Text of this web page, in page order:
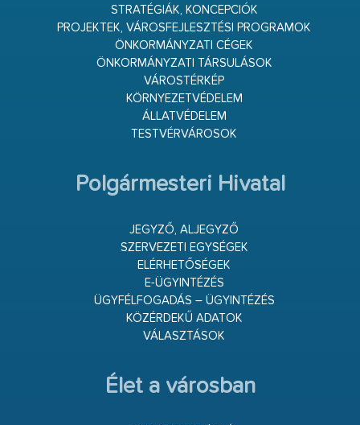
STRATÉGIÁK, KONCEPCIÓK
PROJEKTEK, VÁROSFEJLESZTÉSI PROGRAMOK
ÖNKORMÁNYZATI CÉGEK
ÖNKORMÁNYZATI TÁRSULÁSOK
VÁROSTÉRKÉP
KÖRNYEZETVÉDELEM
ÁLLATVÉDELEM
TESTVÉRVÁROSOK
Polgármesteri Hivatal
JEGYZŐ, ALJEGYZŐ
SZERVEZETI EGYSÉGEK
ELÉRHETŐSÉGEK
E-ÜGYINTÉZÉS
ÜGYFÉLFOGADÁS – ÜGYINTÉZÉS
KÖZÉRDEKŰ ADATOK
VÁLASZTÁSOK
Élet a városban